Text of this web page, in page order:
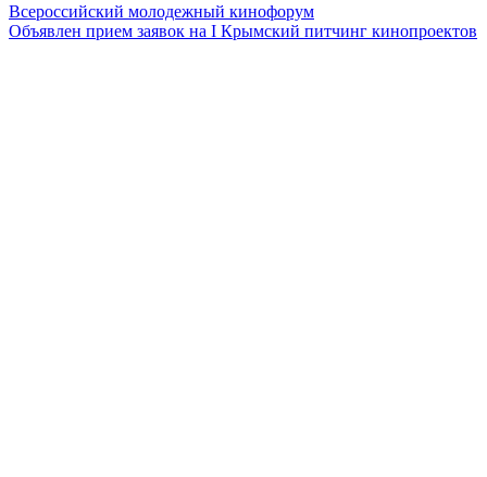
Всероссийский молодежный кинофорум
Объявлен прием заявок на I Крымский питчинг кинопроектов